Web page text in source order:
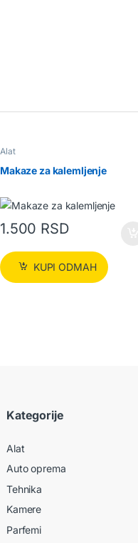
Alat
Makaze za kalemljenje
1.500 RSD
KUPI ODMAH
Kategorije
Alat
Auto oprema
Tehnika
Kamere
Parfemi